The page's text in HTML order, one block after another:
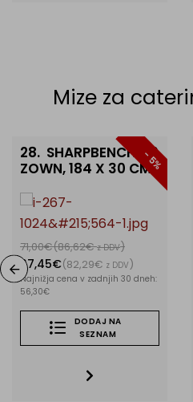
Mize za
- 5%
28. SHARPBENCH180
ZOWN, 184 X 30 CM
71,00€(86,62€z DDV)
67,45€(82,29€ z DDV)
Najnižja cena v zadnjih 30 dneh:
56,30€
DODAJ NA
SEZNAM